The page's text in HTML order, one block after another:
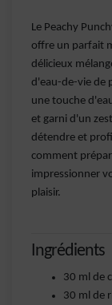
Le Peachy
offre un parfait
délicieux
d'eau-de-vie de
une touche
et garni d'un
détendre et
comment
impressionner
plaisir.
Ingrédients
30 ml de
30 ml de